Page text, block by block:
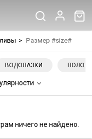
> Размер #size#
ВОДОЛАЗКИ ПОЛО
ничего не найдено.